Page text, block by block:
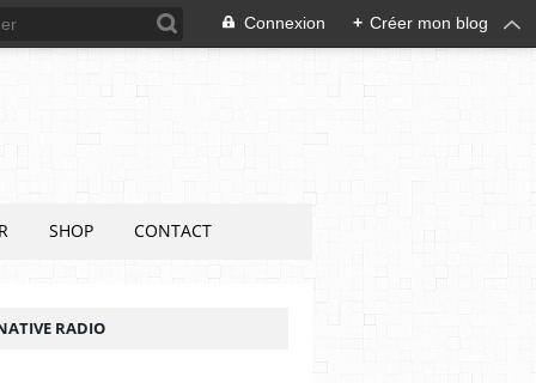
Connexion + Créer mon blog
SHOP CONTACT
RADIO